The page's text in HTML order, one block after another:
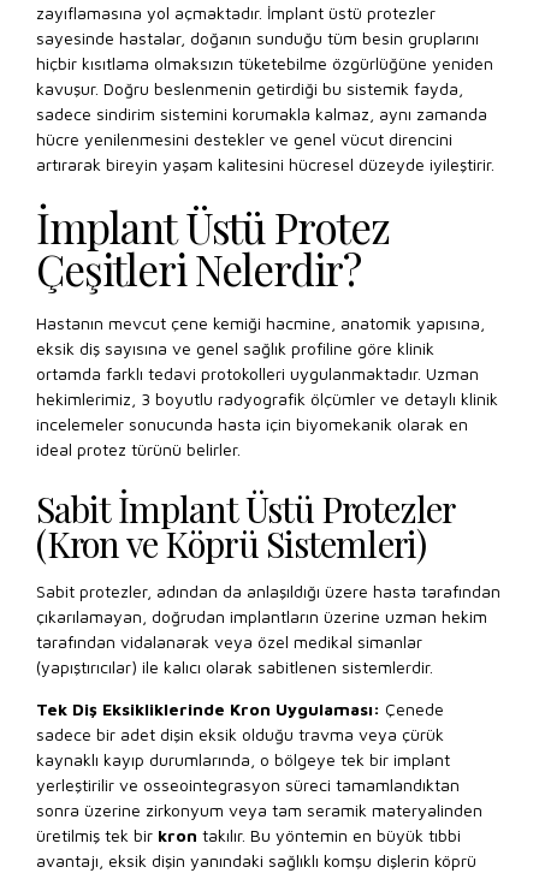
zayıflamasına yol açmaktadır. İmplant üstü protezler
sayesinde hastalar, doğanın sunduğu tüm besin gruplarını
hiçbir kısıtlama olmaksızın tüketebilme özgürlüğüne yeniden
kavuşur. Doğru beslenmenin getirdiği bu sistemik fayda,
sadece sindirim sistemini korumakla kalmaz, aynı zamanda
hücre yenilenmesini destekler ve genel vücut direncini
artırarak bireyin yaşam kalitesini hücresel düzeyde iyileştirir.
İmplant Üstü Protez
Çeşitleri Nelerdir?
Hastanın mevcut çene kemiği hacmine, anatomik yapısına,
eksik diş sayısına ve genel sağlık profiline göre klinik
ortamda farklı tedavi protokolleri uygulanmaktadır. Uzman
hekimlerimiz, 3 boyutlu radyografik ölçümler ve detaylı klinik
incelemeler sonucunda hasta için biyomekanik olarak en
ideal protez türünü belirler.
Sabit İmplant Üstü Protezler
(Kron ve Köprü Sistemleri)
Sabit protezler, adından da anlaşıldığı üzere hasta tarafından
çıkarılamayan, doğrudan implantların üzerine uzman hekim
tarafından vidalanarak veya özel medikal simanlar
(yapıştırıcılar) ile kalıcı olarak sabitlenen sistemlerdir.
Tek Diş Eksikliklerinde Kron Uygulaması: Çenede
sadece bir adet dişin eksik olduğu travma veya çürük
kaynaklı kayıp durumlarında, o bölgeye tek bir implant
yerleştirilir ve osseointegrasyon süreci tamamlandıktan
sonra üzerine zirkonyum veya tam seramik materyalinden
üretilmiş tek bir kron takılır. Bu yöntemin en büyük tıbbi
avantajı, eksik dişin yanındaki sağlıklı komşu dişlerin köprü